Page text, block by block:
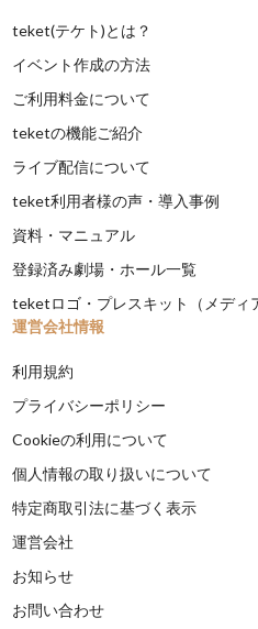
teket(テケト)とは？
イベント作成の方法
ご利用料金について
teketの機能ご紹介
ライブ配信について
teket利用者様の声・導入事例
資料・マニュアル
登録済み劇場・ホール一覧
teketロゴ・プレスキット（メディ
運営会社情報
利用規約
プライバシーポリシー
Cookieの利用について
個人情報の取り扱いについて
特定商取引法に基づく表示
運営会社
お知らせ
お問い合わせ